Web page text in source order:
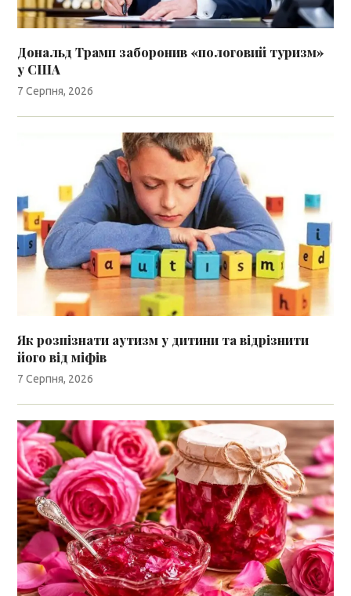
Дональд Трамп заборонив «пологовий туризм»
у США
7 Серпня, 2026
Як розпізнати аутизм у дитини та відрізнити
його від міфів
7 Серпня, 2026